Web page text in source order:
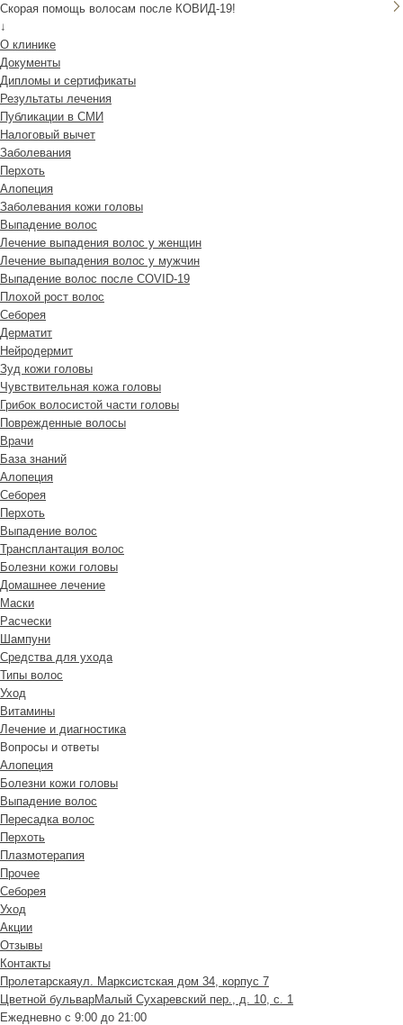
Скорая помощь волосам после КОВИД-19!
↓
О клинике
Документы
Дипломы и сертификаты
Результаты лечения
Публикации в СМИ
Налоговый вычет
Заболевания
Перхоть
Алопеция
Заболевания кожи головы
Выпадение волос
Лечение выпадения волос у женщин
Лечение выпадения волос у мужчин
Выпадение волос после COVID-19
Плохой рост волос
Cеборея
Дерматит
Нейродермит
Зуд кожи головы
Чувствительная кожа головы
Грибок волосистой части головы
Поврежденные волосы
Врачи
База знаний
Алопеция
Себорея
Перхоть
Выпадение волос
Трансплантация волос
Болезни кожи головы
Домашнее лечение
Маски
Расчески
Шампуни
Средства для ухода
Типы волос
Уход
Витамины
Лечение и диагностика
Вопросы и ответы
Алопеция
Болезни кожи головы
Выпадение волос
Пересадка волос
Перхоть
Плазмотерапия
Прочее
Себорея
Уход
Акции
Отзывы
Контакты
Пролетарскаяул. Марксистская дом 34, корпус 7
Цветной бульварМалый Сухаревский пер., д. 10, с. 1
Ежедневно с 9:00 до 21:00